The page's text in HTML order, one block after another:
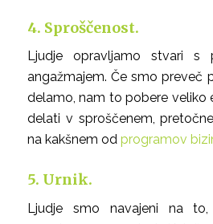
4. Sproščenost.
Ljudje opravljamo stvari s
angažmajem. Če smo preveč
delamo, nam to pobere veliko
delati v sproščenem,
na kakšnem od programov
5. Urnik.
Ljudje smo navajeni na